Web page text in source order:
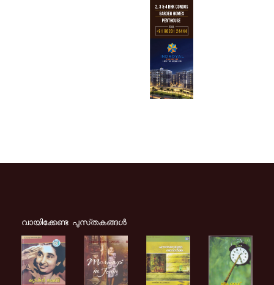
വായിക്കേണ്ട പുസ്‌തകങ്ങള്‍